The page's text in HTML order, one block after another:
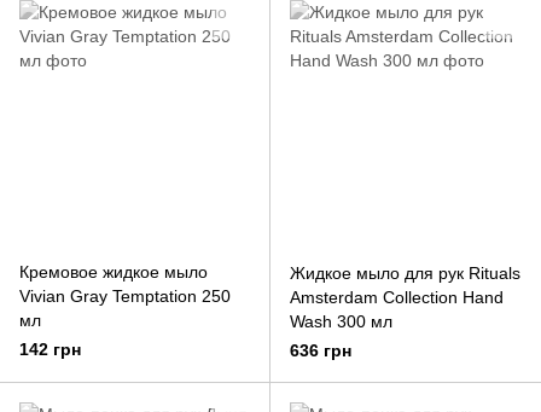
Кремовое жидкое мыло
Vivian Gray Temptation 250
мл
142 грн
Жидкое мыло для рук Rituals
Amsterdam Collection Hand
Wash 300 мл
636 грн